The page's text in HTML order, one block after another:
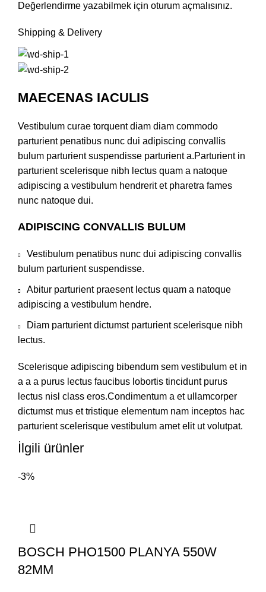
Değerlendirme yazabilmek için oturum açmalısınız.
Shipping & Delivery
MAECENAS IACULIS
Vestibulum curae torquent diam diam commodo
parturient penatibus nunc dui adipiscing convallis
bulum parturient suspendisse parturient a.Parturient in
parturient scelerisque nibh lectus quam a natoque
adipiscing a vestibulum hendrerit et pharetra fames
nunc natoque dui.
ADIPISCING CONVALLIS BULUM
Vestibulum penatibus nunc dui adipiscing convallis
bulum parturient suspendisse.
Abitur parturient praesent lectus quam a natoque
adipiscing a vestibulum hendre.
Diam parturient dictumst parturient scelerisque nibh
lectus.
Scelerisque adipiscing bibendum sem vestibulum et in
a a a purus lectus faucibus lobortis tincidunt purus
lectus nisl class eros.Condimentum a et ullamcorper
dictumst mus et tristique elementum nam inceptos hac
parturient scelerisque vestibulum amet elit ut volutpat.
İlgili ürünler
-3%
BOSCH PHO1500 PLANYA 550W
82MM